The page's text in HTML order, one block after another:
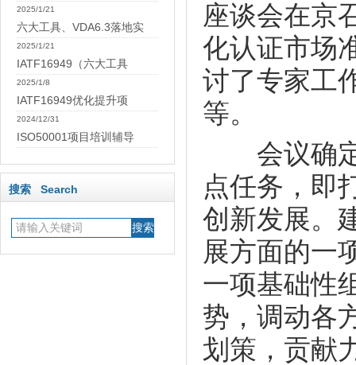
2025/1/21
六大工具、VDA6.3落地实
2025/1/21
IATF16949（六大工具
2025/1/8
IATF16949优化提升项
2024/12/31
ISO50001项目培训辅导
搜索 Search
座谈会在京
化认证市场
讨了专家工
等。
会议确
点任务，即
创新发展。
展方面的一
一项基础性
势，调动各
划策，贡献